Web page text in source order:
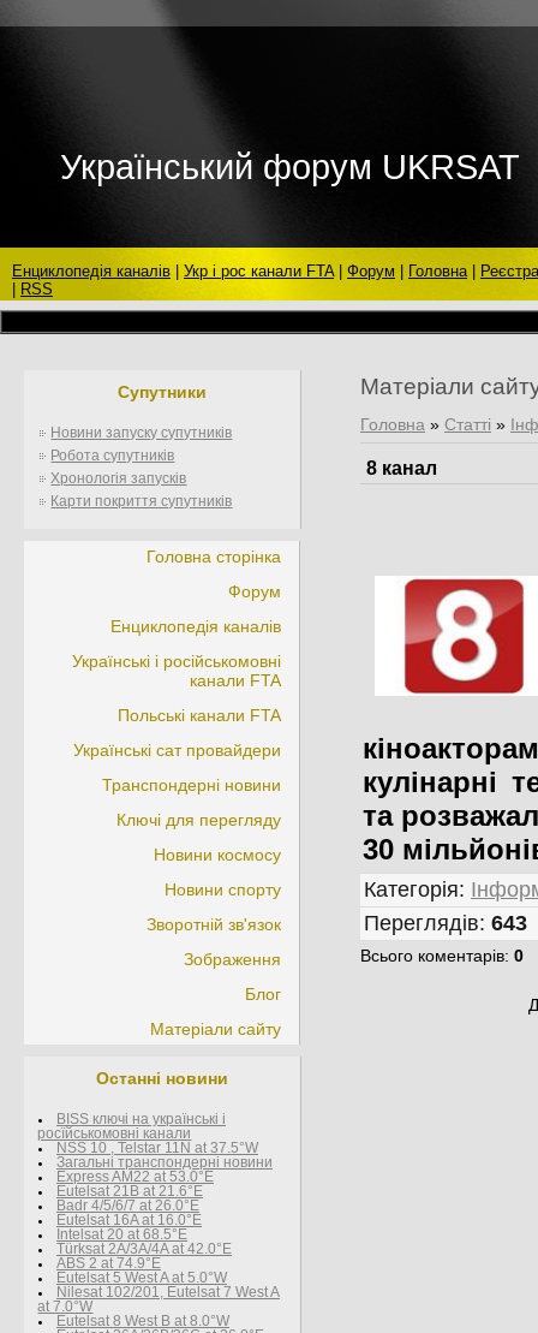
Український форум UKRSAT
Енциклопедія каналів Укр і рос канали FTA| Форум Головна|
RSS
Супутники
Новини запуску супутників
Робота супутників
Хронологія запусків
Карти покриття супутників
Головна сторінка
Форум
Енциклопедія каналів
Українські і російськомовні
канали FTA
Польські канали FTA
Українські сат провайдери
Транспондерні новини
Ключі для перегляду
Новини космосу
Новини спорту
Зворотній зв'язок
Зображення
Блог
Матеріали сайту
Останні новини
BISS ключі на українські і
росїйськомовні канали
NSS 10 , Telstar 11N at 37.5°W
Загальні транспондерні новини
Express AM22 at 53.0°E
Eutelsat 21B at 21.6°E
Badr 4/5/6/7 at 26.0°E
Eutelsat 16A at 16.0°E
Intelsat 20 at 68.5°E
Türksat 2A/3A/4A at 42.0°E
ABS 2 at 74.9°E
Eutelsat 5 West A at 5.0°W
Nilesat 102/201, Eutelsat 7 West A
at 7.0°W
Eutelsat 8 West В at 8.0°W
Матеріали
Головна » Статті »
8 канал
кулінарні
та
30
Категорія:
Переглядів: 643
Всього коментарів: 0